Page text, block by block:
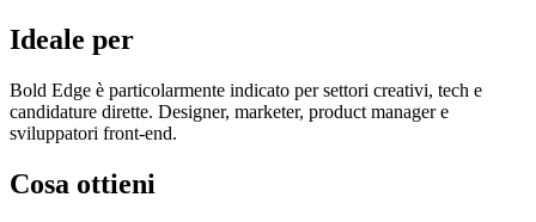
Ideale per
Bold Edge è particolarmente indicato per settori creativi, tech e
candidature dirette. Designer, marketer, product manager e
sviluppatori front-end.
Cosa ottieni